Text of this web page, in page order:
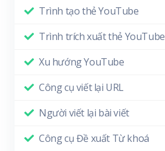
Trình tạo thẻ YouTube
Trình trích xuất thẻ YouTube
Xu hướng YouTube
Công cụ viết lại URL
Người viết lại bài viết
Công cụ Đề xuất Từ khoá